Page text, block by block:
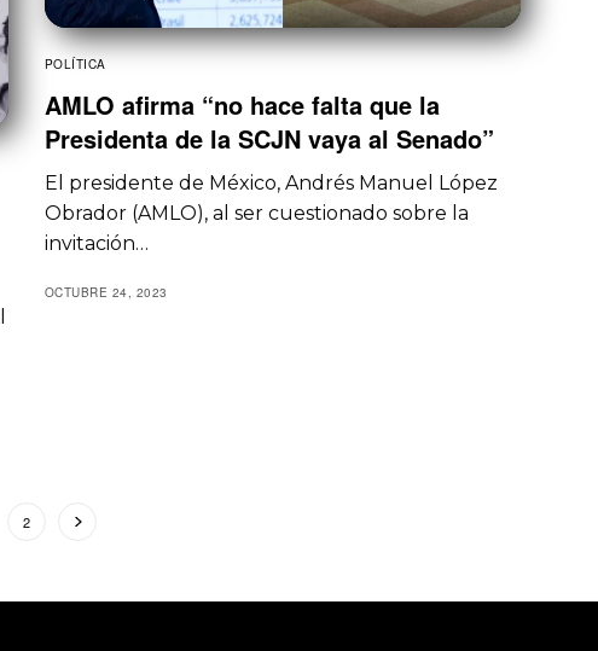
POLÍTICA
AMLO afirma “no hace falta que la
Presidenta de la SCJN vaya al Senado”
El presidente de México, Andrés Manuel López
Obrador (AMLO), al ser cuestionado sobre la
invitación…
OCTUBRE 24, 2023
2